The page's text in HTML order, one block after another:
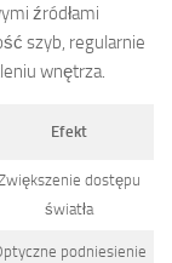
źródłami
szyb, regularnie
wnętrza.
Efekt
dostępu
światła
podniesienie